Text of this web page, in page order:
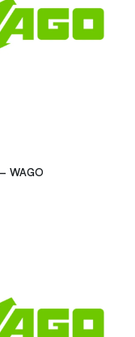
WAGO